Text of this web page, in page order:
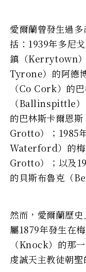
愛爾蘭曾發生過
括：1939年多尼
鎮（Kerrytown
Tyrone）的阿德
（Co Cork）的
（Ballinspittle）
的巴林斯卡爾恩
Grotto）；1985
Waterford）的
Grotto）；以及
的貝斯布魯克（
然而，愛爾蘭歷
屬1879年發生在
（Knock）的那
虔誠天主教徒朝聖